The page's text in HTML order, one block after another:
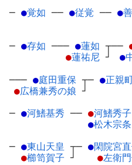
─ ●覚如 ── ●従覚 ── ●
─ ●存如 ─── ●蓮如 ┬
●蓮祐尼 ┘
──
●
─── ●庭田重保 ┬
●広橋兼秀の娘 ┘
─ ●正親
─ ●河鰭基秀 ── ●河鰭秀子
●松木宗条
─ ●東山天皇 ┬
●櫛笥賀子 ┘
─ ●閑院宮
●左衛